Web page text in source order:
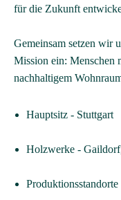
für die Zukunft
Gemeinsam setzen wir
Mission ein: Menschen
nachhaltigem
Hauptsitz - Stuttgart
Holzwerke -
Produktionsstandorte